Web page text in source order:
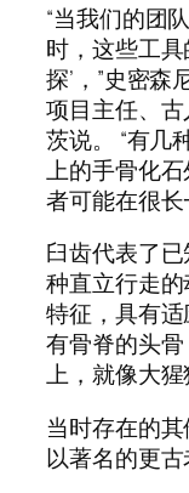
“当我们的团
时，这些工
探’，”史密
项目主任、
茨说。 “有几
上的手骨化
者可能在很
臼齿代表了
种直立行走
特征，具有
有骨脊的头
上，就像大猩
当时存在的
以著名的更古